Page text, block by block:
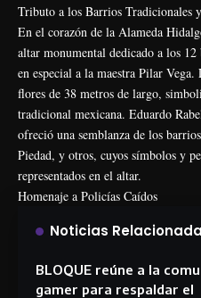
Tributo a los Barrios Tradicionales
En el corazón de la Alameda
altar monumental dedicado a los
en especial a la maestra Pilar
flores de 38 metros de largo,
tradicional mexicana. Eduardo
ofreció una semblanza de los
Piedad, y otros, cuyos símbolos y
representados en el altar.
Homenaje a Policías Caídos
Noticias
BLOQUE reúne a la
gamer para respaldar el